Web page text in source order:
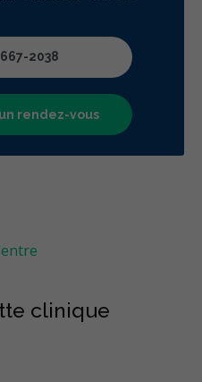
2038
rendez-vous
clinique